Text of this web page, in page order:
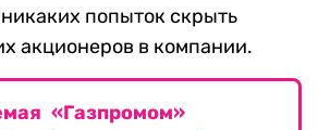
попыток скрыть
акционеров в компании.
«Газпромом»